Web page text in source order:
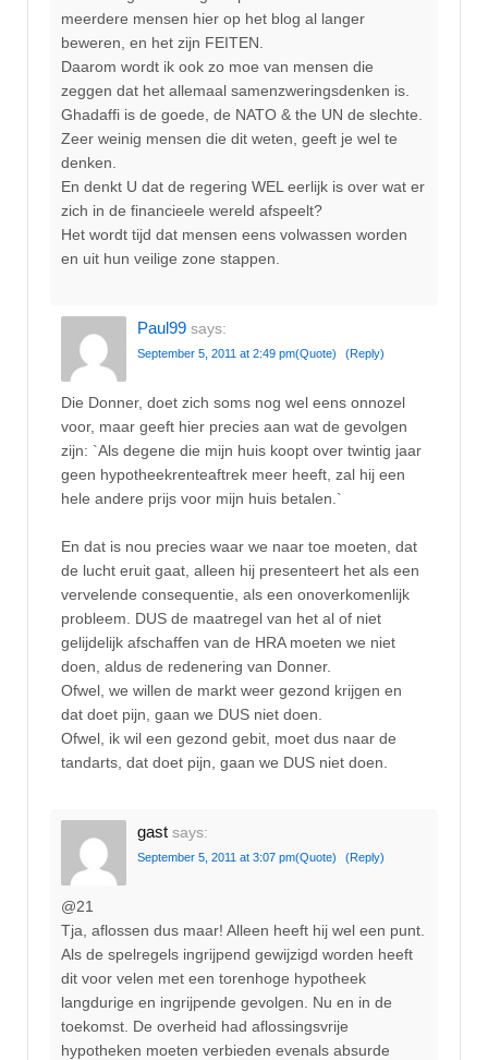
meerdere mensen hier op het blog al langer
beweren, en het zijn FEITEN.
Daarom wordt ik ook zo moe van mensen die
zeggen dat het allemaal samenzweringsdenken is.
Ghadaffi is de goede, de NATO & the UN de slechte.
Zeer weinig mensen die dit weten, geeft je wel te
denken.
En denkt U dat de regering WEL eerlijk is over wat er
zich in de financieele wereld afspeelt?
Het wordt tijd dat mensen eens volwassen worden
en uit hun veilige zone stappen.
Paul99 says:
September 5, 2011 at 2:49 pm(Quote) (Reply)
Die Donner, doet zich soms nog wel eens onnozel
voor, maar geeft hier precies aan wat de gevolgen
zijn: `Als degene die mijn huis koopt over twintig jaar
geen hypotheekrenteaftrek meer heeft, zal hij een
hele andere prijs voor mijn huis betalen.`
En dat is nou precies waar we naar toe moeten, dat
de lucht eruit gaat, alleen hij presenteert het als een
vervelende consequentie, als een onoverkomenlijk
probleem. DUS de maatregel van het al of niet
gelijdelijk afschaffen van de HRA moeten we niet
doen, aldus de redenering van Donner.
Ofwel, we willen de markt weer gezond krijgen en
dat doet pijn, gaan we DUS niet doen.
Ofwel, ik wil een gezond gebit, moet dus naar de
tandarts, dat doet pijn, gaan we DUS niet doen.
gast says:
September 5, 2011 at 3:07 pm(Quote) (Reply)
@21
Tja, aflossen dus maar! Alleen heeft hij wel een punt.
Als de spelregels ingrijpend gewijzigd worden heeft
dit voor velen met een torenhoge hypotheek
langdurige en ingrijpende gevolgen. Nu en in de
toekomst. De overheid had aflossingsvrije
hypotheken moeten verbieden evenals absurde